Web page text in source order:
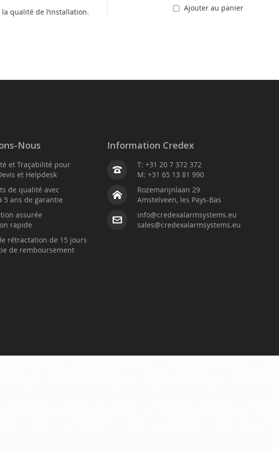
qualité de l’installation.
Ajouter au panier
Nous
et Traçabilité pour
et Helpdesk
de qualité avec
5 ans de garantie
assurée
rapide
rétractation de 15 jours
de remboursement
Information Credex
T: +31 20 7 372 372
M: +31 65 13 81 990
Rozemarijnlaan 29
Amstelveen, les Pays-Bas
info@credexalarmsystems.eu
sales@credexalarmsystems.eu